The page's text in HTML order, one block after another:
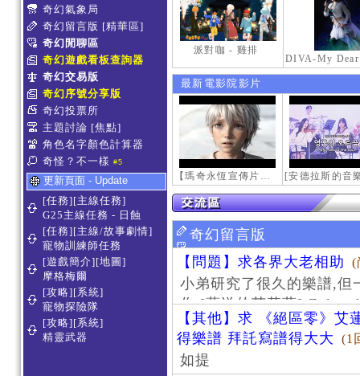
奇幻氣象局
奇幻留言版 [精華區]
奇幻閒聊區
奇幻遊戲看板查詢器
奇幻交易版
奇幻序號分享版
奇幻投票所
主題討論 [焦點]
角色名字顏色計算器
奇怪？不一樣 #5
更新頁面 - Update
[任務][主線任務]
G25主線任務 - 日蝕
[任務][主線/故事劇情]
寵物訓練師任務
[遊戲簡介][地圖]
摩格梅爾
[攻略][系統]
寵物探險隊
[攻略][系統]
精靈武器
派對咖 - 雞排
最新電影院影片
【瑪奇永恆宣傳片】最初的感動
奇幻留言版
【問題】求各界大老相助
(
小弟研究了很久的樂譜,但
作 [葬送的芙莉蓮]-
【其他】求 《絕區零》艾
得樂譜 拜託寫譜得大大
(1
如提